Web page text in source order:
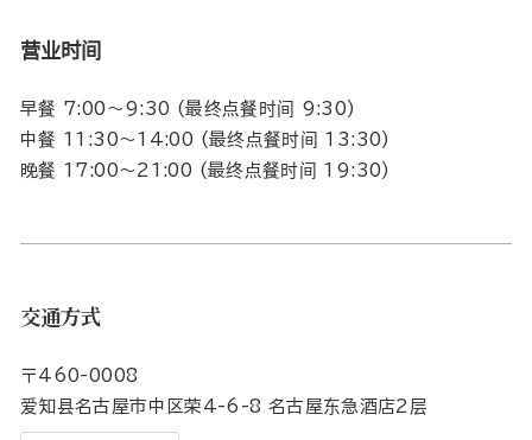
营业时间
早餐 7:00～9:30 (最终点餐时间 9:30)
中餐 11:30～14:00 (最终点餐时间 13:30)
晚餐 17:00～21:00 (最终点餐时间 19:30)
交通方式
〒460-0008
爱知县名古屋市中区荣4-6-8 名古屋东急酒店2层